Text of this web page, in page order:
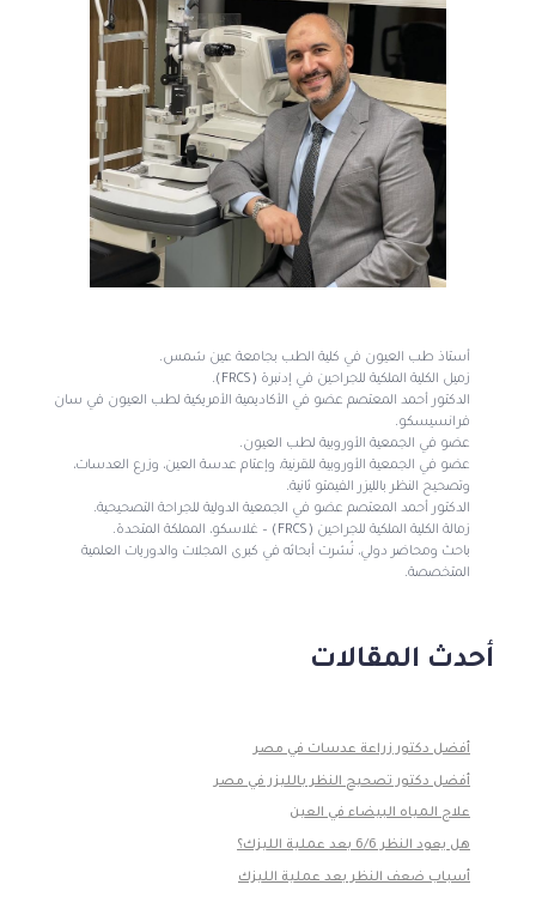
أستاذ طب العيون في كلية الطب بجامعة عين شمس.
زميل الكلية الملكية للجراحين في إدنبرة (FRCS).
الدكتور أحمد المعتصم عضو في الأكاديمية الأمريكية لطب العيون في سان
فرانسيسكو.
عضو في الجمعية الأوروبية لطب العيون.
عضو في الجمعية الأوروبية للقرنية، وإعتام عدسة العين، وزرع العدسات،
وتصحيح النظر بالليزر الفيمتو ثانية.
الدكتور أحمد المعتصم عضو في الجمعية الدولية للجراحة التصحيحية.
زمالة الكلية الملكية للجراحين (FRCS) – غلاسكو، المملكة المتحدة.
باحث ومحاضر دولي، نُشرت أبحاثه في كبرى المجلات والدوريات العلمية
المتخصصة.
أحدث المقالات
أفضل دكتور زراعة عدسات في مصر
أفضل دكتور تصحيح النظر بالليزر في مصر
علاج المياه البيضاء في العين
هل يعود النظر 6/6 بعد عملية الليزك؟
أسباب ضعف النظر بعد عملية الليزك